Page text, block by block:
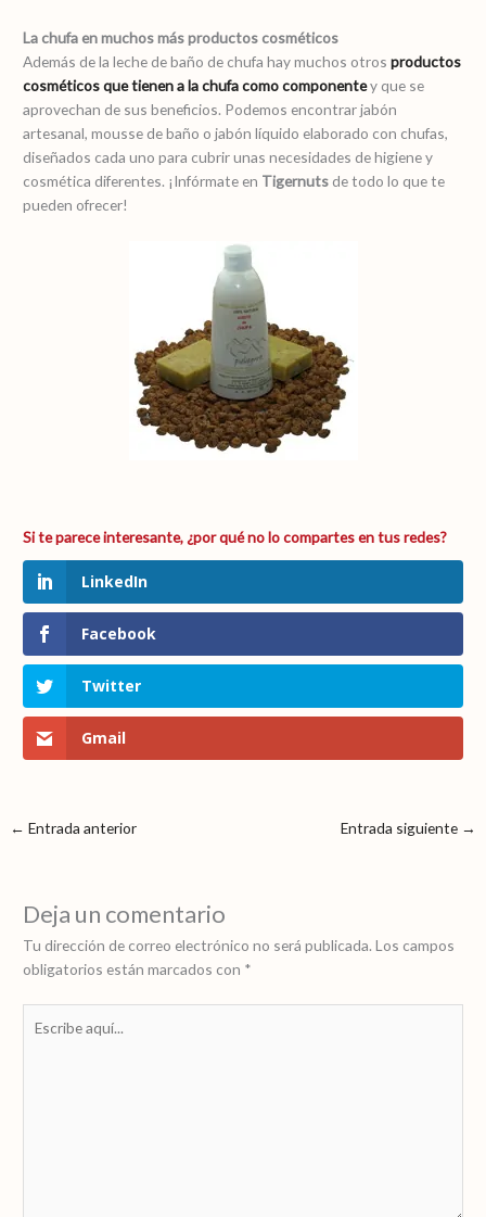
La chufa en muchos más productos cosméticos
Además de la leche de baño de chufa hay muchos otrosproductos
cosméticos que tienen a la chufa como componentey que se
aprovechan de sus beneficios. Podemos encontrar jabón
artesanal, mousse de baño o jabón líquido elaborado con chufas,
diseñados cada uno para cubrir unas necesidades de higiene y
cosmética diferentes. ¡Infórmate en Tigernuts de todo lo que te
pueden ofrecer!
LinkedIn
Facebook
Twitter
Gmail
← Entrada anterior Entrada siguiente →
Deja un comentario
Tu dirección de correo electrónico no será publicada. Los campos
obligatorios están marcados con *
aquí...